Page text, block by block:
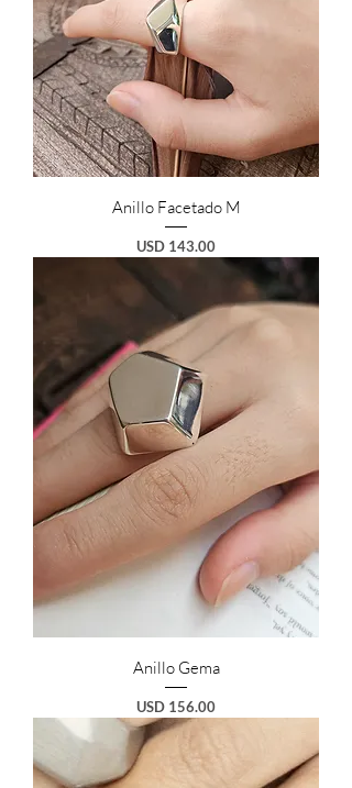
Anillo Facetado M
Preço
USD 143.00
Anillo Gema
Preço
USD 156.00